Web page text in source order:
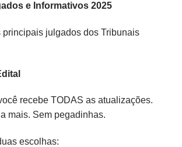
e Informativos 2025
principais julgados dos Tribunais
recebe TODAS as atualizações.
mais. Sem pegadinhas.
escolhas: